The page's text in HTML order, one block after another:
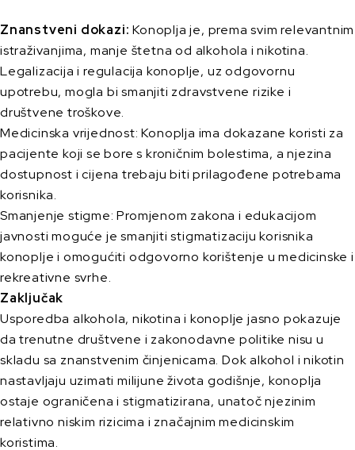
Znanstveni dokazi: Konoplja je, prema svim relevantnim
istraživanjima, manje štetna od alkohola i nikotina.
Legalizacija i regulacija konoplje, uz odgovornu
upotrebu, mogla bi smanjiti zdravstvene rizike i
društvene troškove.
Medicinska vrijednost: Konoplja ima dokazane koristi za
pacijente koji se bore s kroničnim bolestima, a njezina
dostupnost i cijena trebaju biti prilagođene potrebama
korisnika.
Smanjenje stigme: Promjenom zakona i edukacijom
javnosti moguće je smanjiti stigmatizaciju korisnika
konoplje i omogućiti odgovorno korištenje u medicinske i
rekreativne svrhe.
Zaključak
Usporedba alkohola, nikotina i konoplje jasno pokazuje
da trenutne društvene i zakonodavne politike nisu u
skladu sa znanstvenim činjenicama. Dok alkohol i nikotin
nastavljaju uzimati milijune života godišnje, konoplja
ostaje ograničena i stigmatizirana, unatoč njezinim
relativno niskim rizicima i značajnim medicinskim
koristima.